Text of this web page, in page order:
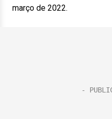
março de 2022.